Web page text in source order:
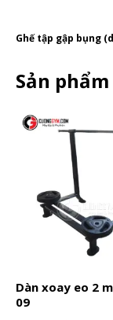
Ghế tập gập bụng
Sản
Dàn xoay eo 2
09